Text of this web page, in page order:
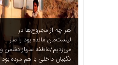
هر چه از مجروح‌ها در
لیست‌مان مانده بود را سر
می‌زدیم/عاطفه سرباز دشمن و
نگهبان داخلی با هم مرده بود